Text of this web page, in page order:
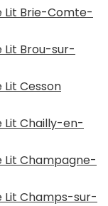
Lit Brie-Comte-
Lit Brou-sur-
Cesson
Lit Chailly-en-
Lit Champagne-
Lit Champs-sur-